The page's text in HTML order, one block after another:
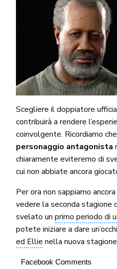
Scegliere il doppiatore
contribuirà a rendere
coinvolgente. Ricordiamo
personaggio antagonista
chiaramente eviteremo di
cui non abbiate ancora
Per ora non sappiamo
vedere la seconda stagione
svelato un primo periodo di
potete iniziare a dare
ed Ellie nella nuova
Facebook Comments